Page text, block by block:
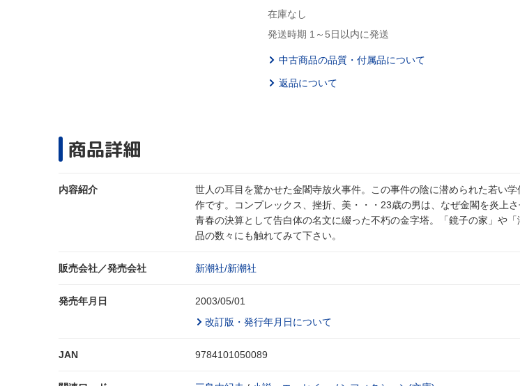
在庫なし
発送時期 1～5日以内に発送
中古商品の品質・付属品について
返品について
商品詳細
内容紹介
世人の耳目を驚かせた金閣寺放火事件。この事件の陰に潜められた若い
作です。コンプレックス、挫折、美・・・23歳の男は、なぜ金閣を炎上
青春の決算として告白体の名文に綴った不朽の金字塔。「鏡子の家」や
品の数々にも触れてみて下さい。
販売会社／発売会社 新潮社/新潮社
発売年月日
2003/05/01
改訂版・発行年月日について
JAN 9784101050089